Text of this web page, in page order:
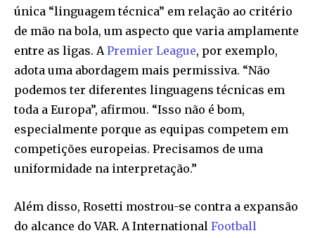
única “linguagem técnica” em relação ao critério
de mão na bola, um aspecto que varia amplamente
entre as ligas. APremier League, por exemplo,
adota uma abordagem mais permissiva. “Não
podemos ter diferentes linguagens técnicas em
toda a Europa”, afirmou. “Isso não é bom,
especialmente porque as equipas competem em
competições europeias. Precisamos de uma
uniformidade na interpretação.”
Além disso, Rosetti mostrou-se contra a expansão
do alcance do VAR. A International Football